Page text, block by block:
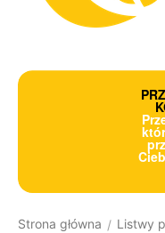
Strona główna / Listwy